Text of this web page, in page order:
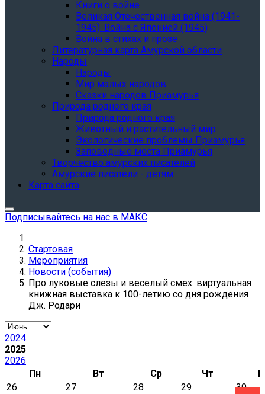
Книги о войне
Великая Отечественная война (1941-
1945). Война с Японией (1945)
Война в стихах и прозе
Литературная карта Амурской области
Народы
Народы
Мир малых народов
Сказки народов Приамурья
Природа родного края
Природа родного края
Животный и растительный мир
Экологические проблемы Приамурья
Заповедные места Приамурья
Творчество амурских писателей
Амурские писатели - детям
Карта сайта
Подписывайтесь на нас в МАКС
Стартовая
Мероприятия
Новости (события)
Про луковые слезы и веселый смех: виртуальная
книжная выставка к 100-летию со дня рождения
Дж. Родари
2024
2025
2026
Пн
Вт Ср Чт
26
27 28 29 30